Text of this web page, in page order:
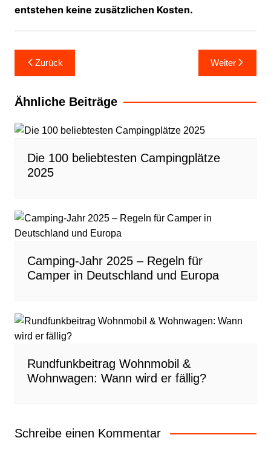
entstehen keine zusätzlichen Kosten.
Beitragsnavigation
Zurück Weiter
Ähnliche Beiträge
Die 100 beliebtesten Campingplätze
2025
Camping-Jahr 2025 – Regeln für
Camper in Deutschland und Europa
Rundfunkbeitrag Wohnmobil &
Wohnwagen: Wann wird er fällig?
Schreibe einen Kommentar